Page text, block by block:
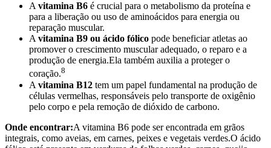
A vitamina B6 é crucial para o metabolismo da proteína e
para a liberação ou uso de aminoácidos para energia ou
reparação muscular.
A vitamina B9 ou ácido fólico pode beneficiar atletas ao
promover o crescimento muscular adequado, o reparo e a
produção de energia.Ela também auxilia a proteger o
coração.8
A vitamina B12 tem um papel fundamental na produção de
células vermelhas, responsáveis pelo transporte de oxigênio
pelo corpo e pela remoção de dióxido de carbono.
Onde encontrar:A vitamina B6 pode ser encontrada em grãos
integrais, como aveias, em carnes, peixes e vegetais verdes.O ácido